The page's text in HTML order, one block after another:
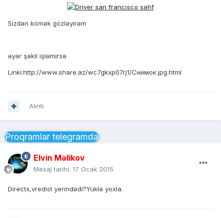
Sizdən kömək gözləyirəm
əyər şəkil işləmirsə
Linki:http://www.share.az/wc7gkxp07rj1/Снимок.jpg.html
Alıntı
Proqramlar telegramda
Elvin Məlikov
Mesaj tarihi: 17 Ocak 2015
Directx,vredist yerindədi?Yüklə yoxla.